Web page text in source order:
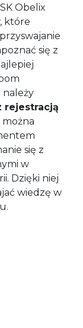
Obelix
które
się z
należy
rejestracją
się z
w
Dzięki niej
wiedzę w